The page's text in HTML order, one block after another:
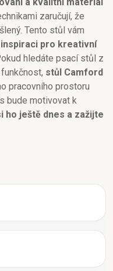
zaručují, že
Tento stůl vám
inspiraci pro kreativní
hledáte psací stůl z
stůl Camford
pracovního prostoru
bude motivovat k
ho ještě dnes a zažijte